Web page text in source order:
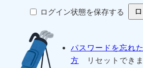
ログイン状態を保存する
パスワードを忘れた
方 リセットできま